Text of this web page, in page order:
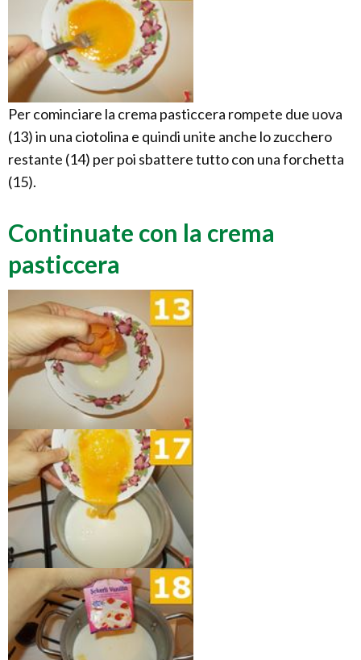
Per cominciare la crema pasticcera rompete due uova
(13) in una ciotolina e quindi unite anche lo zucchero
restante (14) per poi sbattere tutto con una forchetta
(15).
Continuate con la crema
pasticcera